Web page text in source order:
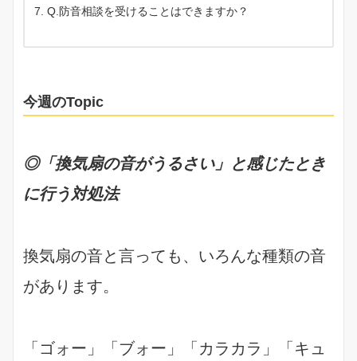
Q.防音相談を受けることはできますか？
今週のTopic
◎「換気扇の音がうるさい」と感じたとき
に行う対処法
換気扇の音と言っても、いろんな種類の音
があります。
「ゴォー」「ブォー」「カラカラ」「キュ